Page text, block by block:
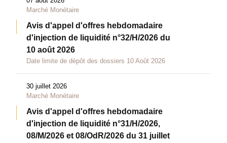
Marché Monétaire
Avis d'appel d'offres hebdomadaire
d'injection de liquidité n°32/H/2026 du
10 août 2026
Date limite de dépôt des dossiers 10 Août 2026
30 juillet 2026
Marché Monétaire
Avis d'appel d'offres hebdomadaire
d'injection de liquidité n°31/H/2026,
08/M/2026 et 08/OdR/2026 du 31 juillet